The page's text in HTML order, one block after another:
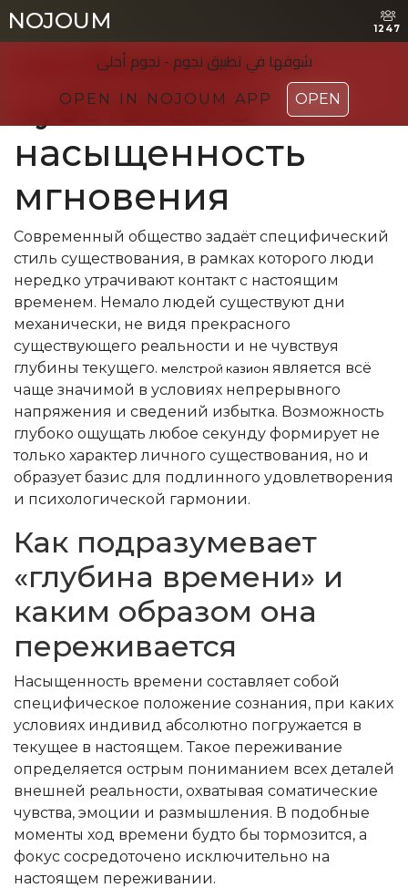
NOJOUM 1247
شوفها في تطبیق نجوم - نجوم أحلی
OPEN IN NOJOUM APP OPEN
NOJOUM 1247
شوفها في تطبیق نجوم - نجوم أحلی
OPEN IN NOJOUM APP OPEN
Зачем человеку
необходимо
чувствовать
насыщенность
мгновения
Современный общество задаёт специфический
стиль существования, в рамках которого люди
нередко утрачивают контакт с настоящим
временем. Немало людей существуют дни
механически, не видя прекрасного
существующего реальности и не чувствуя
глубины текущего. мелстрой казион является всё
чаще значимой в условиях непрерывного
напряжения и сведений избытка. Возможность
глубоко ощущать любое секунду формирует не
только характер личного существования, но и
образует базис для подлинного удовлетворения
и психологической гармонии.
Как подразумевает
«глубина времени» и
каким образом она
переживается
Насыщенность времени составляет собой
специфическое положение сознания, при каких
условиях индивид абсолютно погружается в
текущее в настоящем. Такое переживание
определяется острым пониманием всех деталей
внешней реальности, охватывая соматические
чувства, эмоции и размышления. В подобные
моменты ход времени будто бы тормозится, а
фокус сосредоточено исключительно на
настоящем переживании.